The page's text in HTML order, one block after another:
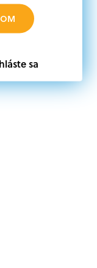
Grantexpert.sk
alebo súkromný
sa